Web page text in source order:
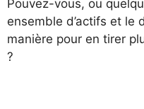
Pouvez-vous, ou
ensemble d’actifs et le
manière pour en tirer
?